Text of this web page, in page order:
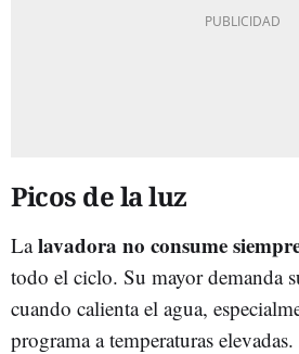
Picos de la luz
Lalavadora no consume
todo el ciclo. Su mayor demanda
cuando calienta el agua,
programa a temperaturas